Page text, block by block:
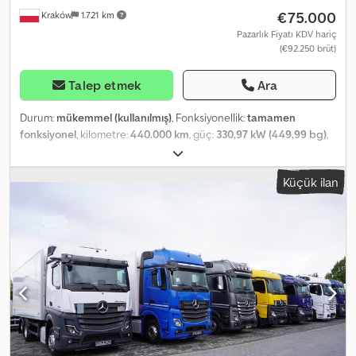
Kraków 1.721 km €75.000
Pazarlık Fiyatı KDV hariç
(€92.250 brüt)
Talep etmek Ara
Durum: mükemmel (kullanılmış), Fonksiyonellik:tamamen
fonksiyonel, kilometre:440.000 km, güç: 330,97 kW (449,99 bg),
12.060 kg
toplam ağırlık:26.000 kg, dingil konfigürasyonu:6x2, dingil
mesafesi:
yataklı kabin
7.380 mm
Takograf, hız sabitleyici, klima, navigasyon sistemi, soğutma
ünitesi, Mercedes-Benz Actros 2545 6×2 MP5 / KRONE
Refrigerated Body 18 EPAL / Carrier Supra 1150 MT / Load
Capacity 14 t Year of manufacture: 2019/2020 400,000 km Dsdpfx
Aszrw Nwok Tock Technical data: - Actros Model Generation 5 /
MP5 - ADR AT - GVW: 26,000 kg - Curb weight: 12,060 kg - Payload
capacity: 13,940 kg - 6×2 axle configuration - Euro 6D emissions
Küçük ilan